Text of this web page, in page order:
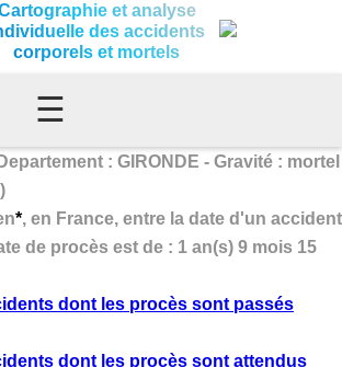
et analyse
des accidents
corporels et mortels
☰
: GIRONDE - Gravité : mortel
*, en France, entre la date d'un accident
de procès est de : 1 an(s) 9 mois 15